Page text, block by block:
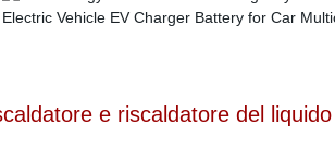
e riscaldatore del